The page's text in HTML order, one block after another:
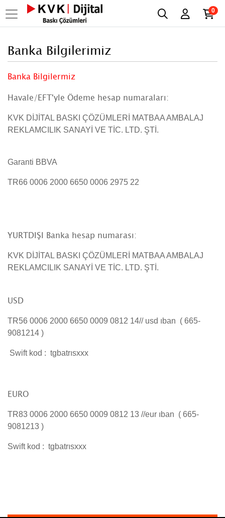
0
Banka Bilgilerimiz
Banka Bilgilermiz
Havale/EFT'yle Ödeme hesap numaraları:
KVK DİJİTAL BASKI ÇÖZÜMLERİ MATBAA AMBALAJ
REKLAMCILIK SANAYİ VE TİC. LTD. ŞTİ.
Garanti BBVA
TR66 0006 2000 6650 0006 2975 22
YURTDIŞI Banka hesap numarası:
KVK DİJİTAL BASKI ÇÖZÜMLERİ MATBAA AMBALAJ
REKLAMCILIK SANAYİ VE TİC. LTD. ŞTİ.
USD
TR56 0006 2000 6650 0009 0812 14// usd ıban ( 665-
9081214 )
Swift kod : tgbatrısxxx
EURO
TR83 0006 2000 6650 0009 0812 13 //eur ıban ( 665-
9081213 )
Swift kod : tgbatrısxxx